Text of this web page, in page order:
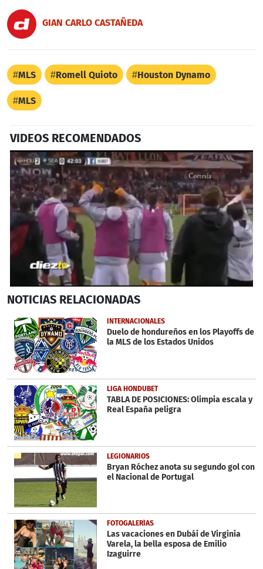
GIAN CARLO CASTAÑEDA
MLS Romell Quioto Houston Dynamo
MLS
VIDEOS RECOMENDADOS
seconds
56
seconds
NOTICIAS RELACIONADAS
INTERNACIONALES
Duelo de hondureños en los Playoffs de
la MLS de los Estados Unidos
LIGA HONDUBET
TABLA DE POSICIONES: Olimpia escala y
Real España peligra
LEGIONARIOS
Bryan Róchez anota su segundo gol con
el Nacional de Portugal
FOTOGALERÍAS
Las vacaciones en Dubái de Virginia
Varela, la bella esposa de Emilio
Izaguirre